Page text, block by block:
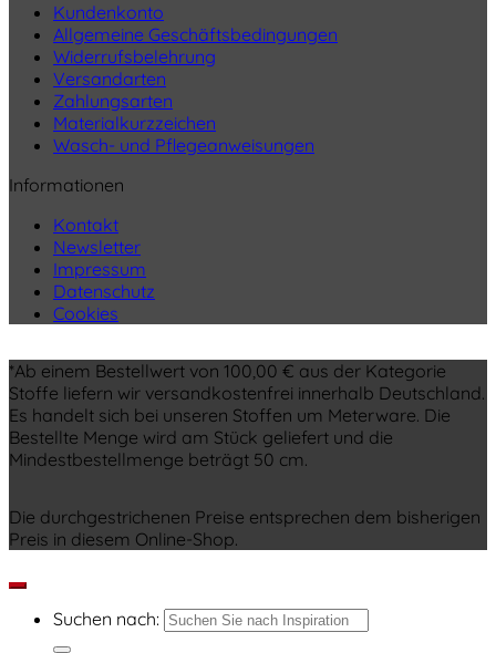
Kundenkonto
Allgemeine Geschäftsbedingungen
Widerrufsbelehrung
Versandarten
Zahlungsarten
Materialkurzzeichen
Wasch- und Pflegeanweisungen
Informationen
Kontakt
Newsletter
Impressum
Datenschutz
Cookies
*Ab einem Bestellwert von 100,00 € aus der Kategorie
Stoffe liefern wir versandkostenfrei innerhalb Deutschland.
Es handelt sich bei unseren Stoffen um Meterware. Die
Bestellte Menge wird am Stück geliefert und die
Mindestbestellmenge beträgt 50 cm.
Die durchgestrichenen Preise entsprechen dem bisherigen
Preis in diesem Online-Shop.
Suchen nach: